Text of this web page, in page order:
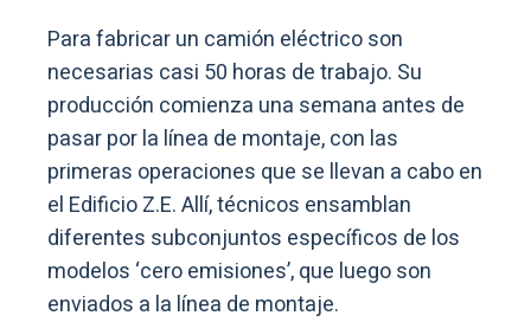
Para fabricar un camión eléctrico son
necesarias casi 50 horas de trabajo. Su
producción comienza una semana antes de
pasar por la línea de montaje, con las
primeras operaciones que se llevan a cabo en
el Edificio Z.E. Allí, técnicos ensamblan
diferentes subconjuntos específicos de los
modelos ‘cero emisiones’, que luego son
enviados a la línea de montaje.